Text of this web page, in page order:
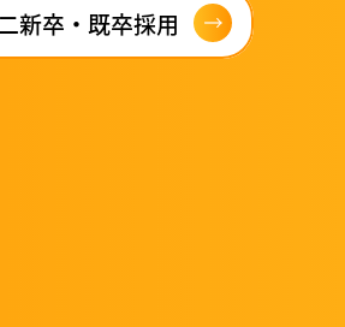
新卒・既卒採用